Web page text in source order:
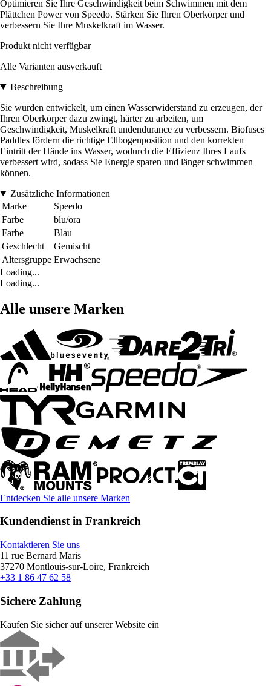
Optimieren Sie Ihre Geschwindigkeit beim Schwimmen mit dem
Plättchen Power von Speedo. Stärken Sie Ihren Oberkörper und
verbessern Sie Ihre Muskelkraft im Wasser.
Produkt nicht verfügbar
Alle Varianten ausverkauft
Beschreibung
Sie wurden entwickelt, um einen Wasserwiderstand zu erzeugen, der
Ihren Oberkörper dazu zwingt, härter zu arbeiten, um
Geschwindigkeit, Muskelkraft undendurance zu verbessern. Biofuses
Paddles fördern die richtige Ellbogenposition und den korrekten
Eintritt der Hände ins Wasser, wodurch die Effizienz Ihres Laufs
verbessert wird, sodass Sie Energie sparen und länger schwimmen
können.
Zusätzliche Informationen
Marke
Speedo
Farbe
blu/ora
Farbe
Blau
Geschlecht
Gemischt
Altersgruppe Erwachsene
Loading...
Loading...
Alle unsere Marken
Entdecken Sie alle unsere Marken
Kundendienst in Frankreich
Kontaktieren Sie uns
11 rue Bernard Maris
37270 Montlouis-sur-Loire, Frankreich
+33 1 86 47 62 58
Sichere Zahlung
Kaufen Sie sicher auf unserer Website ein